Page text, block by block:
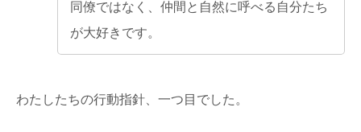
同僚ではなく、仲間と自然に呼べる自分たち
が大好きです。
わたしたちの行動指針、一つ目でした。